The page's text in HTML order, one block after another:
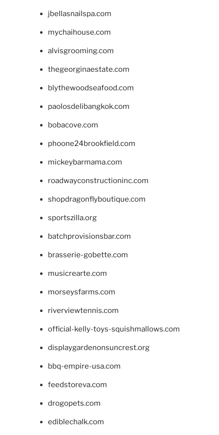
jbellasnailspa.com
mychaihouse.com
alvisgrooming.com
thegeorginaestate.com
blythewoodseafood.com
paolosdelibangkok.com
bobacove.com
phoone24brookfield.com
mickeybarmama.com
roadwayconstructioninc.com
shopdragonflyboutique.com
sportszilla.org
batchprovisionsbar.com
brasserie-gobette.com
musicrearte.com
morseysfarms.com
riverviewtennis.com
official-kelly-toys-squishmallows.com
displaygardenonsuncrest.org
bbq-empire-usa.com
feedstoreva.com
drogopets.com
ediblechalk.com